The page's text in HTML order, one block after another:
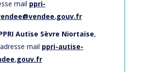
mail ppri-
Autise Sèvre Niortaise,
mail ppri-autise-